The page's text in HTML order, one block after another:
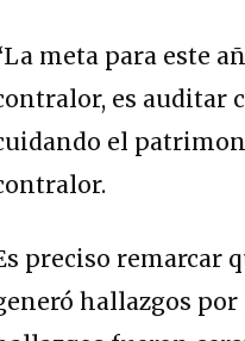
meta para este
es auditar
el
preciso remarcar
hallazgos por